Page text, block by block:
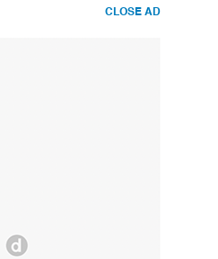
CLOSE AD